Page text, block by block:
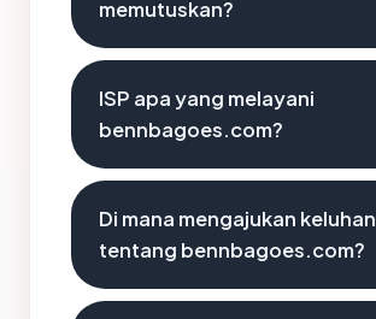
memutuskan?
ISP apa yang melayani
bennbagoes.com?
Di mana mengajukan keluhan
tentang bennbagoes.com?